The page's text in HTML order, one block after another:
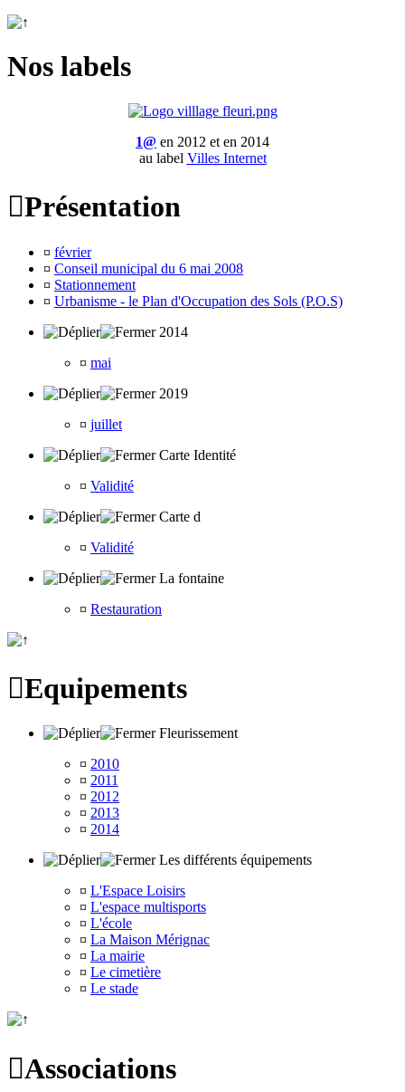
Nos labels
1@ en 2012 et en 2014
au label Villes Internet
Présentation
¤ février
¤ Conseil municipal du 6 mai 2008
¤ Stationnement
¤ Urbanisme - le Plan d'Occupation des Sols (P.O.S)
2014
¤ mai
2019
¤ juillet
Carte Identité
¤ Validité
Carte d
¤ Validité
La fontaine
¤ Restauration
Equipements
Fleurissement
¤ 2010
¤ 2011
¤ 2012
¤ 2013
¤ 2014
Les différents équipements
¤ L'Espace Loisirs
¤ L'espace multisports
¤ L'école
¤ La Maison Mérignac
¤ La mairie
¤ Le cimetière
¤ Le stade
Associations